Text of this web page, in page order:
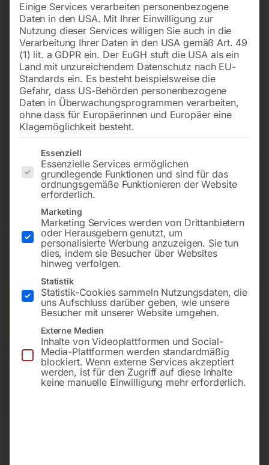
Hauptfilter H14 zu AirCO2NTROL
DIN EN ISO 1822 geprüft – Auslaufartikel!
528,00
inkl. MwSt. zzgl.Versandkosten
Lieferzeit:ca. 2 - 3 Tage
Versandkosten Standard (Österreich): €40,00
Bitte beachten Sie: Die Versandkosten gelten für Österreich.
Andere Länder können abweichen.
In den Warenkorb
Einige Services verarbeiten personenbezogene
Daten in den USA. Mit Ihrer Einwilligung zur
Nutzung dieser Services willigen Sie auch in die
Verarbeitung Ihrer Daten in den USA gemäß Art. 49
(1) lit. a GDPR ein. Der EuGH stuft die USA als ein
Land mit unzureichendem Datenschutz nach EU-
Standards ein. Es besteht beispielsweise die
Gefahr, dass US-Behörden personenbezogene
Daten in Überwachungsprogrammen verarbeiten,
ohne dass für Europäerinnen und Europäer eine
Klagemöglichkeit besteht.
Es folgt eine Liste der Service-Gruppen, für die eine
Essenziell
Essenzielle Services ermöglichen
grundlegende Funktionen und sind für das
ordnungsgemäße Funktionieren der Website
erforderlich.
Marketing
Marketing Services werden von Drittanbietern
oder Herausgebern genutzt, um
personalisierte Werbung anzuzeigen. Sie tun
dies, indem sie Besucher über Websites
hinweg verfolgen.
Statistik
Statistik-Cookies sammeln Nutzungsdaten, die
uns Aufschluss darüber geben, wie unsere
Besucher mit unserer Website umgehen.
Externe Medien
Inhalte von Videoplattformen und Social-
Media-Plattformen werden standardmäßig
blockiert. Wenn externe Services akzeptiert
werden, ist für den Zugriff auf diese Inhalte
keine manuelle Einwilligung mehr erforderlich.